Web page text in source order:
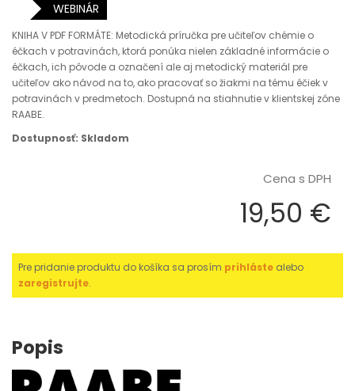
WEBINÁR
KNIHA V PDF FORMÁTE: Metodická príručka pre učiteľov chémie o
éčkach v potravinách, ktorá ponúka nielen základné informácie o
éčkach, ich pôvode a označení ale aj metodický materiál pre
učiteľov ako návod na to, ako pracovať so žiakmi na tému éčiek v
potravinách v predmetoch. Dostupná na stiahnutie v klientskej zóne
RAABE.
Dostupnosť: Skladom
Cena s DPH
19,50 €
Pre pridanie produktu do košíka sa prosím prihláste alebo
zaregistrujte.
Popis